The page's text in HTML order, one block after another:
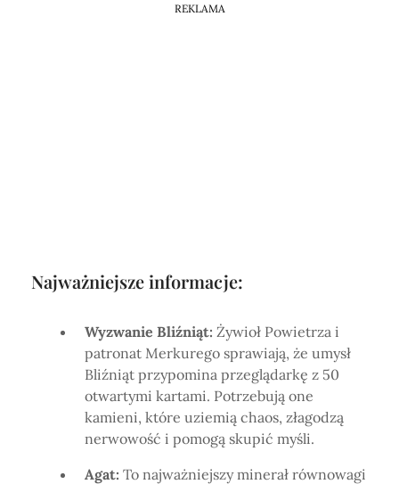
REKLAMA
Najważniejsze informacje:
Wyzwanie Bliźniąt: Żywioł Powietrza i
patronat Merkurego sprawiają, że umysł
Bliźniąt przypomina przeglądarkę z 50
otwartymi kartami. Potrzebują one
kamieni, które uziemią chaos, złagodzą
nerwowość i pomogą skupić myśli.
Agat: To najważniejszy minerał równowagi